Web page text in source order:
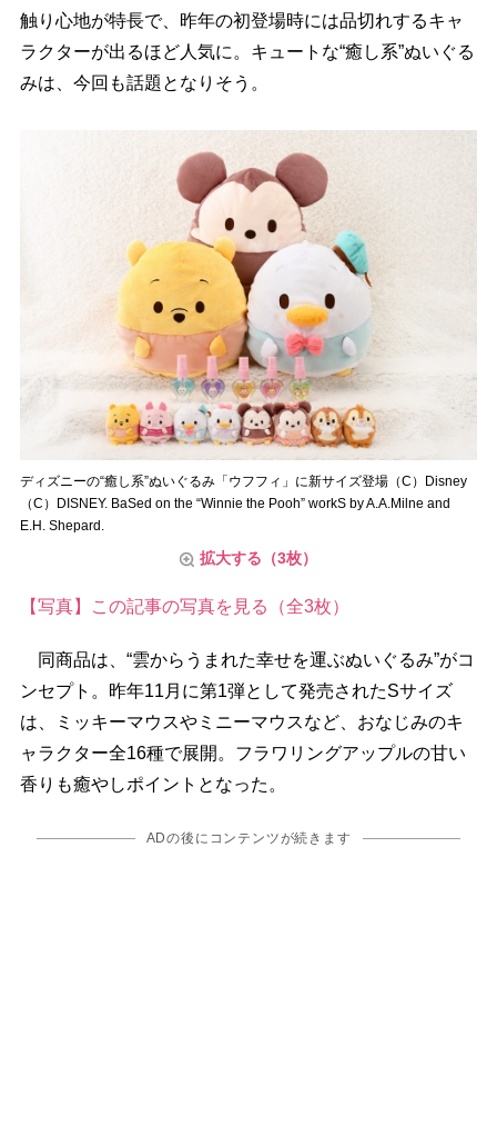
触り心地が特長で、昨年の初登場時には品切れするキャ
ラクターが出るほど人気に。キュートな“癒し系”ぬいぐる
みは、今回も話題となりそう。
ディズニーの“癒し系”ぬいぐるみ「ウフフィ」に新サイズ登場（C）Disney
（C）DISNEY. BaSed on the “Winnie the Pooh” workS by A.A.Milne and
E.H. Shepard.
拡大する（3枚）
【写真】この記事の写真を見る（全3枚）
同商品は、“雲からうまれた幸せを運ぶぬいぐるみ”がコ
ンセプト。昨年11月に第1弾として発売されたSサイズ
は、ミッキーマウスやミニーマウスなど、おなじみのキ
ャラクター全16種で展開。フラワリングアップルの甘い
香りも癒やしポイントとなった。
ADの後にコンテンツが続きます